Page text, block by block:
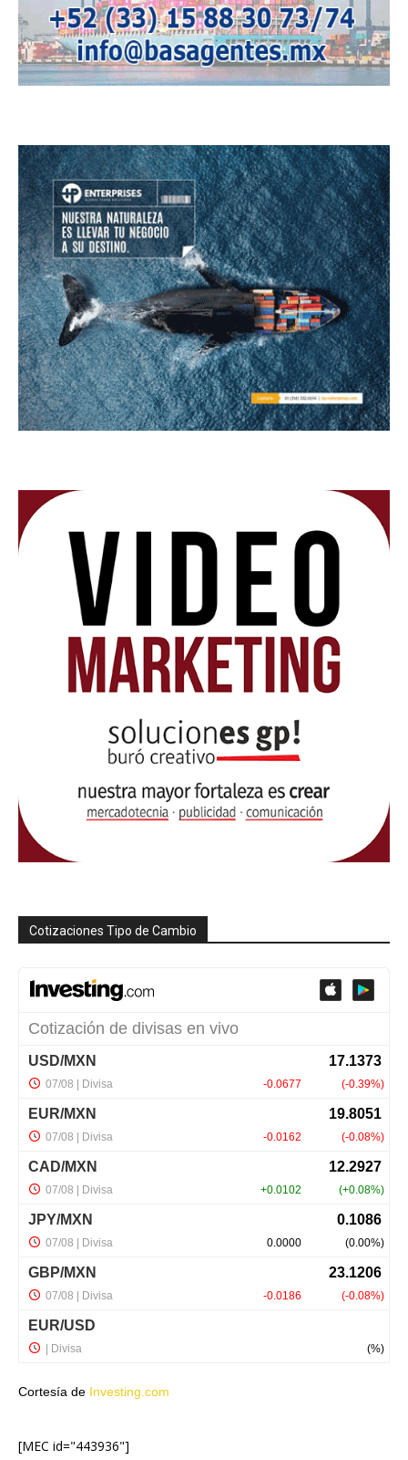
Cotizaciones Tipo de Cambio
Cortesía de Investing.com
[MEC id="443936"]